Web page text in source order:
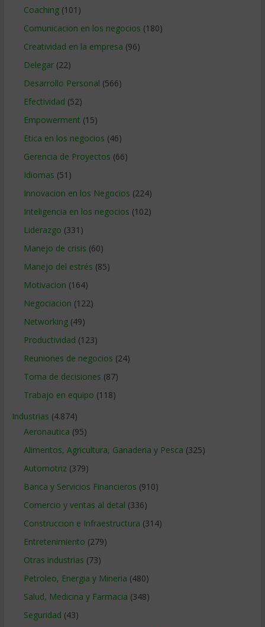
Coaching(101)
Comunicacion en los negocios (180)
Creatividad en la empresa (96)
Delegar(22)
Desarrollo Personal (566)
Efectividad (52)
Empowerment (15)
Etica en los negocios (46)
Gerencia de Proyectos (66)
Idiomas (51)
Innovacion en los Negocios (224)
Inteligencia en los negocios (102)
Liderazgo (331)
Manejo de crisis (60)
Manejo del estrés (85)
Motivacion (164)
Negociacion (122)
Networking(49)
Productividad (123)
Reuniones de negocios (24)
Toma de decisiones (87)
Trabajo en equipo (118)
Industrias (4.874)
Aeronautica (95)
Alimentos, Agricultura, Ganaderia y Pesca (325)
Automotriz(379)
Banca y Servicios Financieros (910)
Comercio y ventas al detal (336)
Construccion e Infraestructura (314)
Entretenimiento (279)
Otras industrias (73)
Petroleo, Energia y Mineria (480)
Salud, Medicina y Farmacia (348)
Seguridad (43)